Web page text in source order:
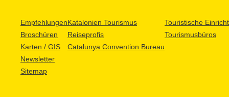
Empfehlungen
Broschüren
Karten / GIS
Newsletter
Sitemap
Katalonien Tourismus
Reiseprofis
Catalunya Convention Bureau
Touristische
Tourismusbüros